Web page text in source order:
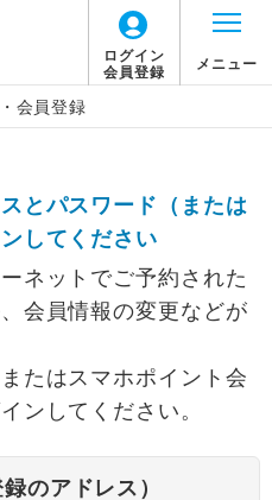
ログイン
会員登録
メニュー
会員登録
とパスワード（または
してください
ネットでご予約された
会員情報の変更などが
たはスマホポイント会
ンしてください。
のアドレス）